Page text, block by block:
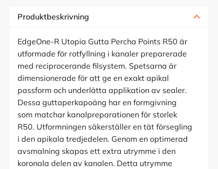
Produktbeskrivning
EdgeOne-R Utopia Gutta Percha Points R50 är
utformade för rotfyllning i kanaler preparerade
med reciprocerande filsystem. Spetsarna är
dimensionerade för att ge en exakt apikal
passform och underlätta applikation av sealer.
Dessa guttaperkapoäng har en formgivning
som matchar kanalpreparationen för storlek
R50. Utformningen säkerställer en tät försegling
i den apikala tredjedelen. Genom en optimerad
avsmalning skapas ett extra utrymme i den
koronala delen av kanalen. Detta utrymme